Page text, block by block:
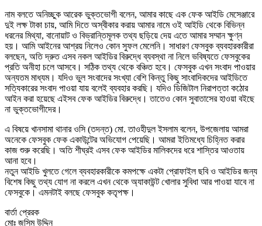
নাম বলতে অনিচ্ছুক আরেক ভুক্তভোগী বলেন, আমার কাছে এক ফেক আইডি মেসেঞ্জারে
দুই লক্ষ টাকা চায়, আমি দিতে অস্বীকার করায় আমার নামে ওই আইডি থেকে বিভিন্ন
ধরনের মিথ্যা, বানোয়াট ও বিভ্রান্তিমূলক তথ্য ছড়িয়ে দেয় এতে আমার সম্মান ক্ষুণ্ন
হয়। আমি আইনের আশ্রয় নিলেও কোন সুফল মেলেনি। সাধারণ ফেসবুক ব্যবহারকারীরা
বলছেন, অতি দ্রুত এসব নকল আইডির বিরুদ্ধে ব্যবস্থা না নিলে ভবিষ্যতে ফেসবুকের
প্রতি অনীহা চলে আসবে। সঠিক তথ্য থেকে বঞ্চিত হবে। ফেসবুক এখন সংবাদ পাওয়ার
অন্যতম মাধ্যম। যদিও ভুল সংবাদের সংখ্যা বেশি কিন্তু কিছু সাংবাদিকদের আইডিতে
সত্যিকারের সংবাদ পাওয়া যায় বলেই ব্যবহার করছি। যদিও ডিজিটাল নিরাপত্তা কঠোর
আইন করা হয়েছে এইসব ফেক আইডির বিরুদ্ধে। তাতেও কোন সুবাতাসের হাওয়া বইছে
না ভুক্তভোগীদের।
এ বিষয়ে খানসামা থানার ওসি (তদন্ত) মো. তাওহীদুল ইসলাম বলেন, উপজেলায় আমরা
অনেকে ফেসবুক ফেক একাউন্টের অভিযোগ পেয়েছি। আমরা ইতিমধ্যে চিহ্নিত করার
কাজ শুরু করেছি। অতি শীঘ্রই এসব ফেক আইডির মালিকদের ধরে শাস্তির আওতায়
আনা হবে।
নতুন আইডি খুলতে গেলে ব্যবহারকারীকে কমপক্ষে একটা প্রোফাইল ছবি ও আইডির জন্য
বিশেষ কিছু তথ্য যোগ না করলে এখন থেকে অ্যাকাউন্ট খোলার সুবিধা আর পাওয়া যাবে না
ফেসবুকে। এমনটাই বলছে ফেসবুক কতৃপক্ষ।
বার্তা প্রেরক
মোঃ জসিম উদ্দিন